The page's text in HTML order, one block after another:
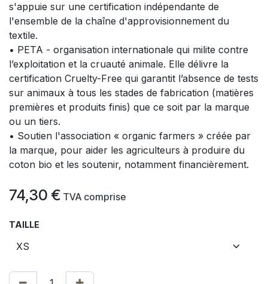
s'appuie sur une certification indépendante de
l'ensemble de la chaîne d'approvisionnement du
textile.
• PETA - organisation internationale qui milite contre
l’exploitation et la cruauté animale. Elle délivre la
certification Cruelty-Free qui garantit l’absence de tests
sur animaux à tous les stades de fabrication (matières
premières et produits finis) que ce soit par la marque
ou un tiers.
• Soutien l'association « organic farmers » créée par
la marque, pour aider les agriculteurs à produire du
coton bio et les soutenir, notamment financièrement.
74,30 € TVA comprise
TAILLE